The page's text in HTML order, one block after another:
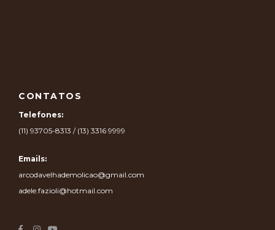
CONTATOS
Telefones:
(11) 93705-8313 / (13) 3316 9999
Emails:
arcodavelhademolicao@gmail.com
adele.fazioli@hotmail.com